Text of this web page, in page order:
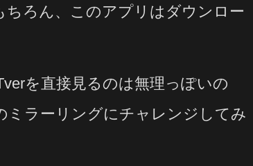
ろん、このアプリはダウンロー
を直接見るのは無理っぽいの
ラーリングにチャレンジしてみ